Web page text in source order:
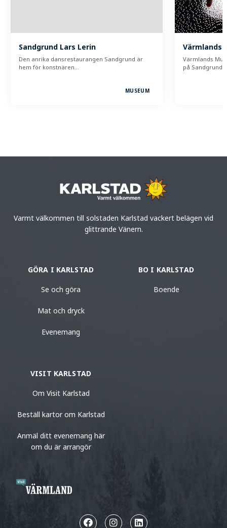
Sandgrund Lars Lerin
Den anrika dansrestaurangen Sandgrund är
hem för konstnären…
MUSEUM
Värmlands
Värmlands
på
Varmt välkommen till solstaden Karlstad vackert belägen vid
glittrande Vänern.
GÖRA I KARLSTAD
Se och göra
Mat och dryck
Evenemang
BO I KARLSTAD
Boende
VISIT KARLSTAD
Om Visit Karlstad
Beställ kartor om Karlstad
Anmäl ditt evenemang här
om du är arrangör